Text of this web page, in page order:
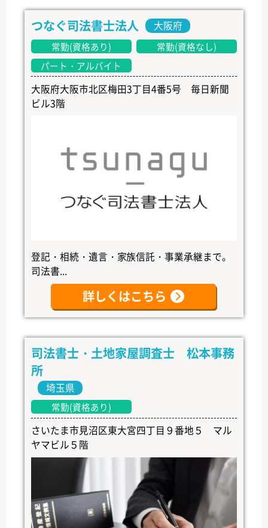
つなぐ司法書士法人 大阪府
常勤(資格あり)
常勤(資格なし)
パート・アルバイト
大阪府大阪市北区梅田3丁目4番5号 毎日新聞
ビル3階
登記・相続・遺言・家族信託・事業承継まで。
司法書...
詳しくはこちら
司法書士・土地家屋調査士 松本事務
所
埼玉県
常勤(資格あり)
さいたま市見沼区東大宮四丁目９番地５ マル
ヤマビル５階